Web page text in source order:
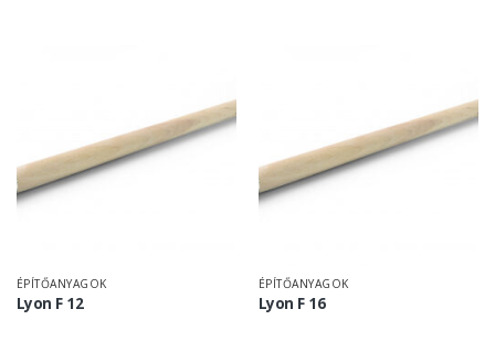
ÉPÍTŐANYAGOK
Lyon F 12
ÉPÍTŐANYAGOK
Lyon F 16